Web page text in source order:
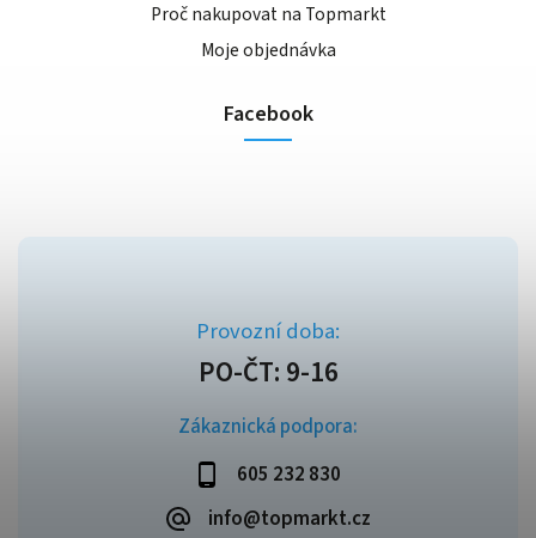
Zákaznická podpora:
605 232 830
info@topmarkt.cz
Proč nakupovat na Topmarkt
Moje objednávka
Facebook